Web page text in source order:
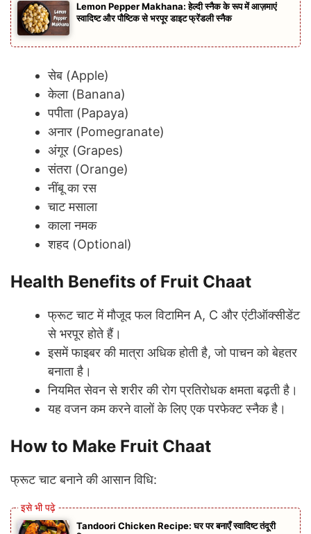
Lemon Pepper Makhana: हेल्दी स्नैक के रूप में आज़माएं
स्वादिष्ट और पौष्टिक से भरपूर डाइट फ्रेंडली स्नैक
सेब (Apple)
केला (Banana)
पपीता (Papaya)
अनार (Pomegranate)
अंगूर (Grapes)
संतरा (Orange)
नींबू का रस
चाट मसाला
काला नमक
शहद (Optional)
Health Benefits of Fruit Chaat
फ्रूट चाट में मौजूद फल विटामिन A, C और एंटीऑक्सीडेंट
से भरपूर होते हैं।
इसमें फाइबर की मात्रा अधिक होती है, जो पाचन को बेहतर
बनाता है।
नियमित सेवन से शरीर की रोग प्रतिरोधक क्षमता बढ़ती है।
यह वजन कम करने वालों के लिए एक परफेक्ट स्नैक है।
How to Make Fruit Chaat
फ्रूट चाट बनाने की आसान विधि:
Tandoori Chicken Recipe: घर पर बनाएँ स्वादिष्ट तंदूरी